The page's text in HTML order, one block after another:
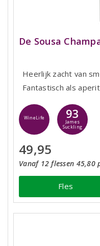
De Sousa
Heerlijk zacht van
Fantastisch als
WineLife 93
James
Suckling
49,95
Vanaf 12 flessen 45,80
Fles